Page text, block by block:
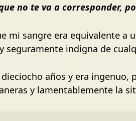
no te va a corresponder,
mi sangre era equivalente a
seguramente indigna de
años y era ingenuo,
y lamentablemente la